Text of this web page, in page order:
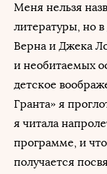
Меня нельзя
литературы, но
Верна и Джека
и необитаемых
детское
Гранта» я
я читала
программе, и
получается